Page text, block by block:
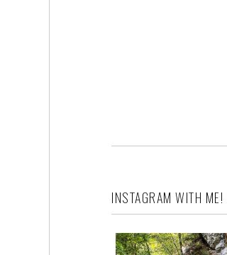
INSTAGRAM WITH ME!